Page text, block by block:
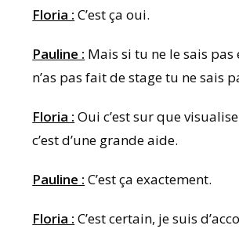
Floria : C’est ça oui.
Pauline : Mais si tu ne le sais pas
n’as pas fait de stage tu ne sais
Floria : Oui c’est sur que
c’est d’une grande aide.
Pauline : C’est ça exactement.
Floria : C’est certain, je suis